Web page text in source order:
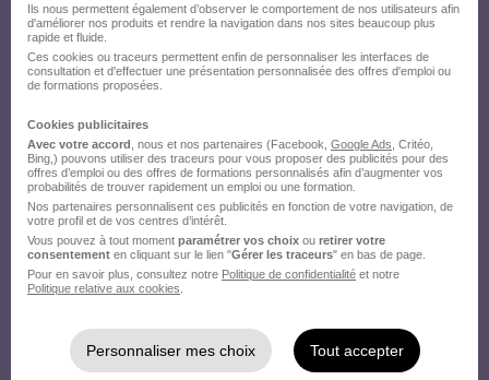
Créez votre compte Hellowork et
envoyez votre candidature !
Ils nous permettent également d’observer le comportement de nos utilisateurs afin
d'améliorer nos produits et rendre la navigation dans nos sites beaucoup plus
rapide et fluide.
Ces cookies ou traceurs permettent enfin de personnaliser les interfaces de
consultation et d'effectuer une présentation personnalisée des offres d'emploi ou
de formations proposées.
Cookies publicitaires
Avec votre accord , nous et nos partenaires (Facebook, Google Ads , Critéo,
Bing,) pouvons utiliser des traceurs pour vous proposer des publicités pour des
offres d’emploi ou des offres de formations personnalisés afin d’augmenter vos
probabilités de trouver rapidement un emploi ou une formation.
Nos partenaires personnalisent ces publicités en fonction de votre navigation, de
votre profil et de vos centres d’intérêt.
Vous pouvez à tout moment paramétrer vos choix ou retirer votre
consentement en cliquant sur le lien "Gérer les traceurs" en bas de page.
Pour en savoir plus, consultez notre Politique de confidentialité et notre
Politique relative aux cookies
Personnaliser mes choix Tout accepter